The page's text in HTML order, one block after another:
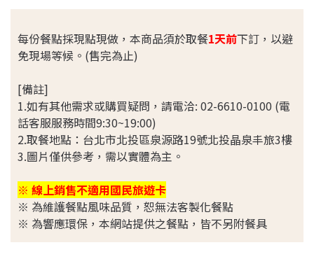
每份餐點採現點現做，本商品須於取餐1天前下訂，以避
免現場等候。(售完為止)
[備註]
1.如有其他需求或購買疑問，請電洽: 02-6610-0100 (電
話客服服務時間9:30~19:00)
2.取餐地點：台北市北投區泉源路19號北投晶泉丰旅3樓
3.圖片僅供參考，需以實體為主。
※ 線上銷售不適用國民旅遊卡
※ 為維護餐點風味品質，恕無法客製化餐點
​※ 為響應環保，本網站提供之餐點，皆不另附餐具